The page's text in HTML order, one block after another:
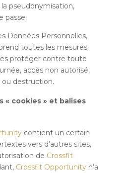
pseudonymisation,
passe.
Données Personnelles,
toutes les mesures
protéger contre toute
accès non autorisé,
destruction.
« cookies » et balises
contient un certain
vers d’autres sites,
de Crossfit
Crossfit Opportunityn’a